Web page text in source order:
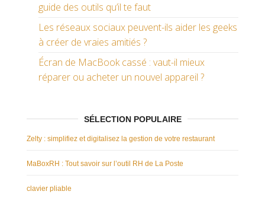
guide des outils qu’il te faut
Les réseaux sociaux peuvent-ils aider les geeks
à créer de vraies amitiés ?
Écran de MacBook cassé : vaut-il mieux
réparer ou acheter un nouvel appareil ?
SÉLECTION POPULAIRE
Zelty : simplifiez et digitalisez la gestion de votre restaurant
MaBoxRH : Tout savoir sur l’outil RH de La Poste
clavier pliable